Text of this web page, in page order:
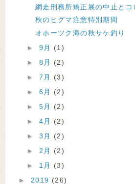
網走刑務所矯正展の中止と
秋のヒグマ注意特別期間
オホーツク海の秋サケ釣り
► 9月 (1)
► 8月 (2)
► 7月 (3)
► 6月 (2)
► 5月 (2)
► 4月 (2)
► 3月 (2)
► 2月 (2)
► 1月 (3)
► 2019 (26)